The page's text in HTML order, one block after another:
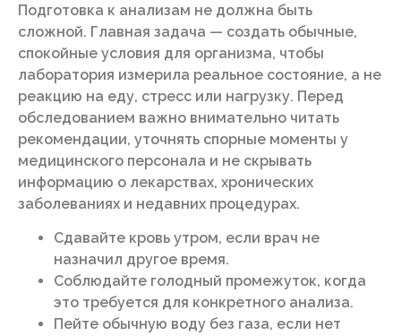
Подготовка к анализам не должна быть
сложной. Главная задача — создать обычные,
спокойные условия для организма, чтобы
лаборатория измерила реальное состояние, а не
реакцию на еду, стресс или нагрузку. Перед
обследованием важно внимательно читать
рекомендации, уточнять спорные моменты у
медицинского персонала и не скрывать
информацию о лекарствах, хронических
заболеваниях и недавних процедурах.
Сдавайте кровь утром, если врач не
назначил другое время.
Соблюдайте голодный промежуток, когда
это требуется для конкретного анализа.
Пейте обычную воду без газа, если нет